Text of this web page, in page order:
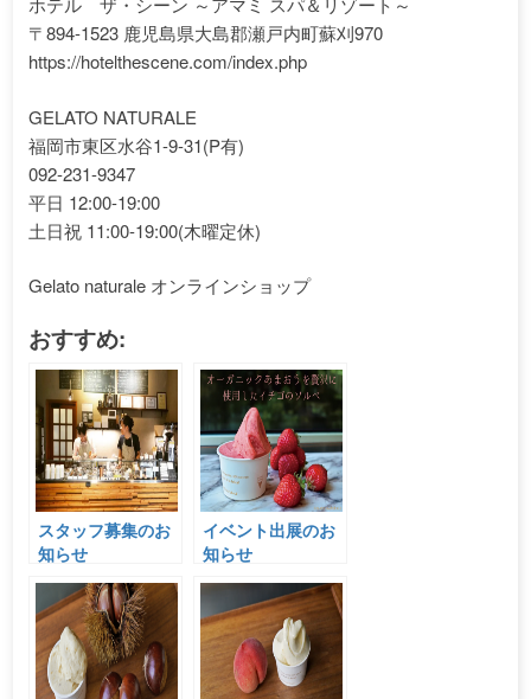
〒894-1523 鹿児島県大島郡瀬戸内町蘇刈970
https://hotelthescene.com/index.php
GELATO NATURALE
福岡市東区水谷1-9-31(P有)
092-231-9347
平日 12:00-19:00
土日祝 11:00-19:00(木曜定休)
Gelato naturale オンラインショップ
おすすめ:
スタッフ募集のお
知らせ
イベント出展のお
知らせ